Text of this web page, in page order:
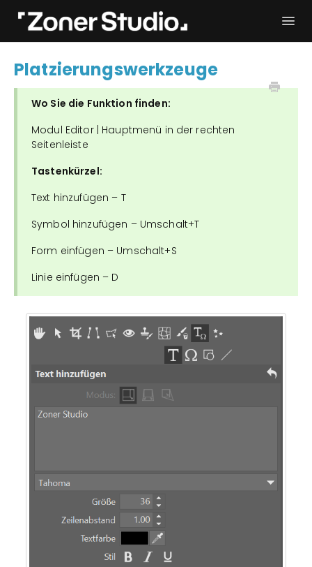
Bedienungsanleitung Kontakt
Platzierungswerkzeuge
Wo Sie die Funktion finden:
Modul Editor | Hauptmenü in der rechten
Seitenleiste
Tastenkürzel:
Text hinzufügen – T
Symbol hinzufügen – Umschalt+T
Form einfügen – Umschalt+S
Linie einfügen – D